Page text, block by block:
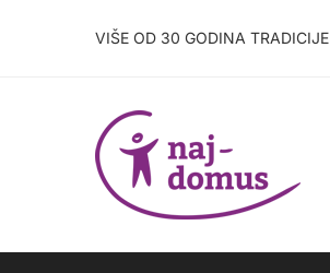
VIŠE OD 30 GODINA TRADICIJE